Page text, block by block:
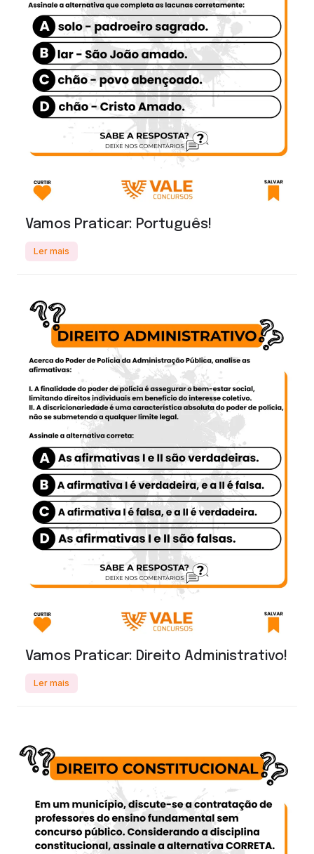
Vamos Praticar: Português!
Ler mais
Vamos Praticar: Direito Administrativo!
Ler mais